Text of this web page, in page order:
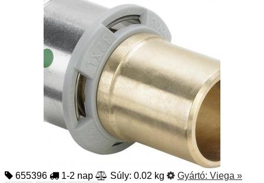
655396 1-2 nap Súly: 0.02 kg Gyártó: Viega »